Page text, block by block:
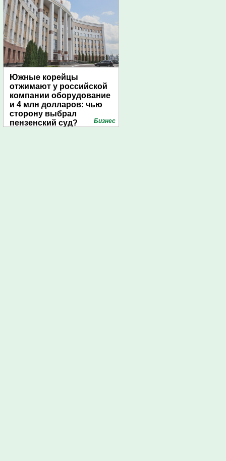
Южные корейцы
отжимают у российской
компании оборудование
и 4 млн долларов: чью
сторону выбрал
пензенский суд?
Бизнес